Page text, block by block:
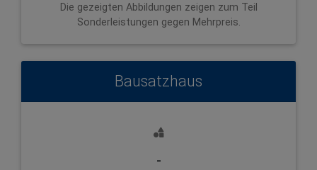
Die gezeigten Abbildungen zeigen zum Teil
Sonderleistungen gegen Mehrpreis.
Bausatzhaus
-